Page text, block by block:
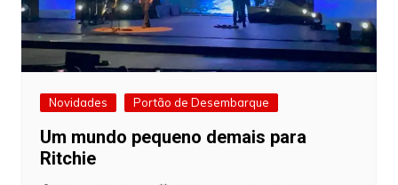
Novidades Portão de Desembarque
Um mundo pequeno demais para
Ritchie